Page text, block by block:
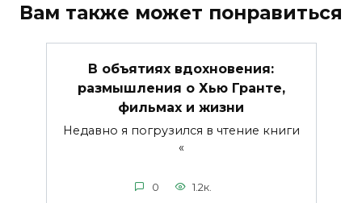
Вам также может понравиться
В объятиях вдохновения:
размышления о Хью Гранте,
фильмах и жизни
Недавно я погрузился в чтение книги
«
0 1.2к.